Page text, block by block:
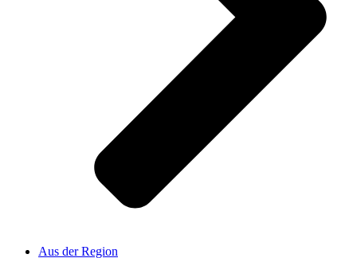
Aus der Region